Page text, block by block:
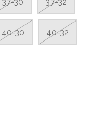
40-30 40-32